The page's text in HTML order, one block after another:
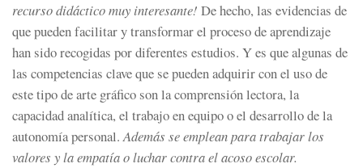
recurso didáctico muy interesante! De hecho, las evidencias de
que pueden facilitar y transformar el proceso de aprendizaje
han sido recogidas por diferentes estudios. Y es que algunas de
las competencias clave que se pueden adquirir con el uso de
este tipo de arte gráfico son la comprensión lectora, la
capacidad analítica, el trabajo en equipo o el desarrollo de la
autonomía personal.Además se emplean para trabajar los
valores y la empatía o luchar contra el acoso escolar.